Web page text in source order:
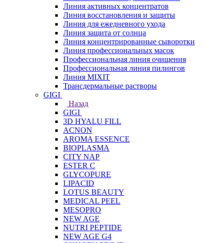
Линия активных концентратов
Линия восстановления и защиты
Линия для ежедневного ухода
Линия защита от солнца
Линия концентрированные сыворотки
Линия профессиональных масок
Профессиональная линия очищения
Профессиональная линия пилингов
Линия MIXIT
Трансдермальные растворы
GIGI
Назад
GIGI
3D HYALU FILL
ACNON
AROMA ESSENCE
BIOPLASMA
CITY NAP
ESTER C
GLYCOPURE
LIPACID
LOTUS BEAUTY
MEDICAL PEEL
MESOPRO
NEW AGE
NUTRI PEPTIDE
NEW AGE G4